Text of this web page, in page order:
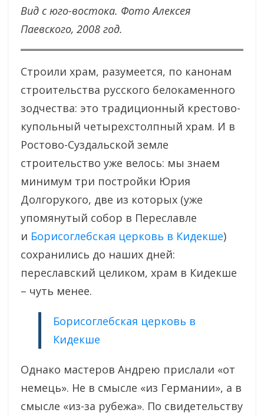
Вид с юго-востока. Фото Алексея
Паевского, 2008 год.
Строили храм, разумеется, по канонам
строительства русского белокаменного
зодчества: это традиционный крестово-
купольный четырехстолпный храм. И в
Ростово-Суздальской земле
строительство уже велось: мы знаем
минимум три постройки Юрия
Долгорукого, две из которых (уже
упомянутый собор в Переславле
и Борисоглебская церковь в Кидекше)
сохранились до наших дней:
переславский целиком, храм в Кидекше
– чуть менее.
Борисоглебская церковь в
Кидекше
Однако мастеров Андрею прислали «от
немець». Не в смысле «из Германии», а в
смысле «из-за рубежа». По свидетельству